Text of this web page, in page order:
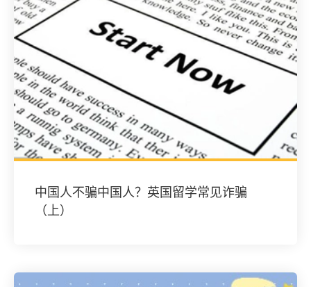
中国人不骗中国人？英国留学常见诈骗
（上）